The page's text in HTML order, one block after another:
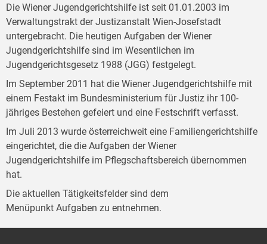
Die Wiener Jugendgerichtshilfe ist seit 01.01.2003 im
Verwaltungstrakt der Justizanstalt Wien-Josefstadt
untergebracht. Die heutigen Aufgaben der Wiener
Jugendgerichtshilfe sind im Wesentlichen im
Jugendgerichtsgesetz 1988 (JGG) festgelegt.
Im September 2011 hat die Wiener Jugendgerichtshilfe mit
einem Festakt im Bundesministerium für Justiz ihr 100-
jähriges Bestehen gefeiert und eine Festschrift verfasst.
Im Juli 2013 wurde österreichweit eine Familiengerichtshilfe
eingerichtet, die die Aufgaben der Wiener
Jugendgerichtshilfe im Pflegschaftsbereich übernommen
hat.
Die aktuellen Tätigkeitsfelder sind dem
Menüpunkt Aufgaben zu entnehmen.